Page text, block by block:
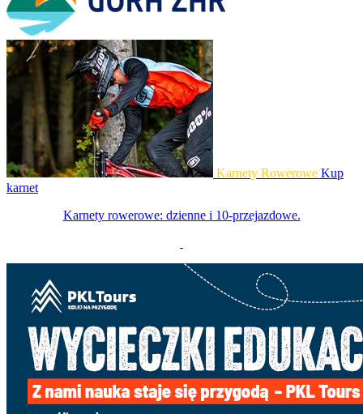
Karnety Rowerowe Kup
karnet
Karnety rowerowe: dzienne i 10-przejazdowe.